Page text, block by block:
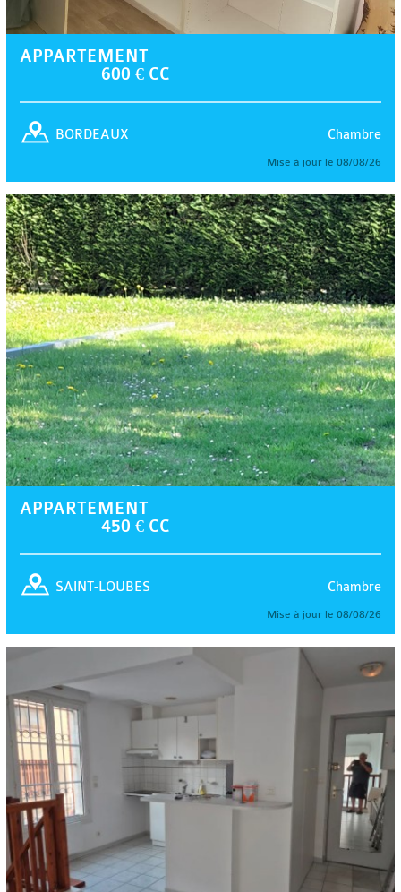
APPARTEMENT
600 € CC
Chambre
BORDEAUX
Mise à jour le 08/08/26
APPARTEMENT
450 € CC
Chambre
SAINT-LOUBES
Mise à jour le 08/08/26